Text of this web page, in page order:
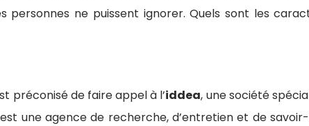
personnes ne puissent ignorer. Quels sont les
préconisé de faire appel à l’iddea, une société
une agence de recherche, d’entretien et de